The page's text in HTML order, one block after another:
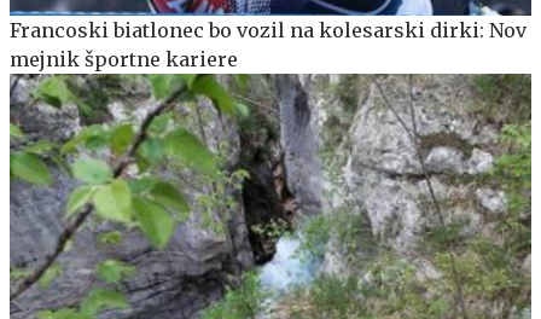
Francoski biatlonec bo vozil na kolesarski dirki: Nov
mejnik športne kariere